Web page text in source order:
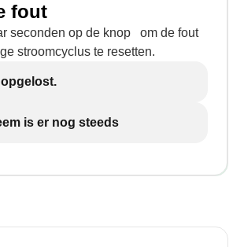
fout
seconden op de knop
om de fout
stroomcyclus te resetten.
is er nog steeds